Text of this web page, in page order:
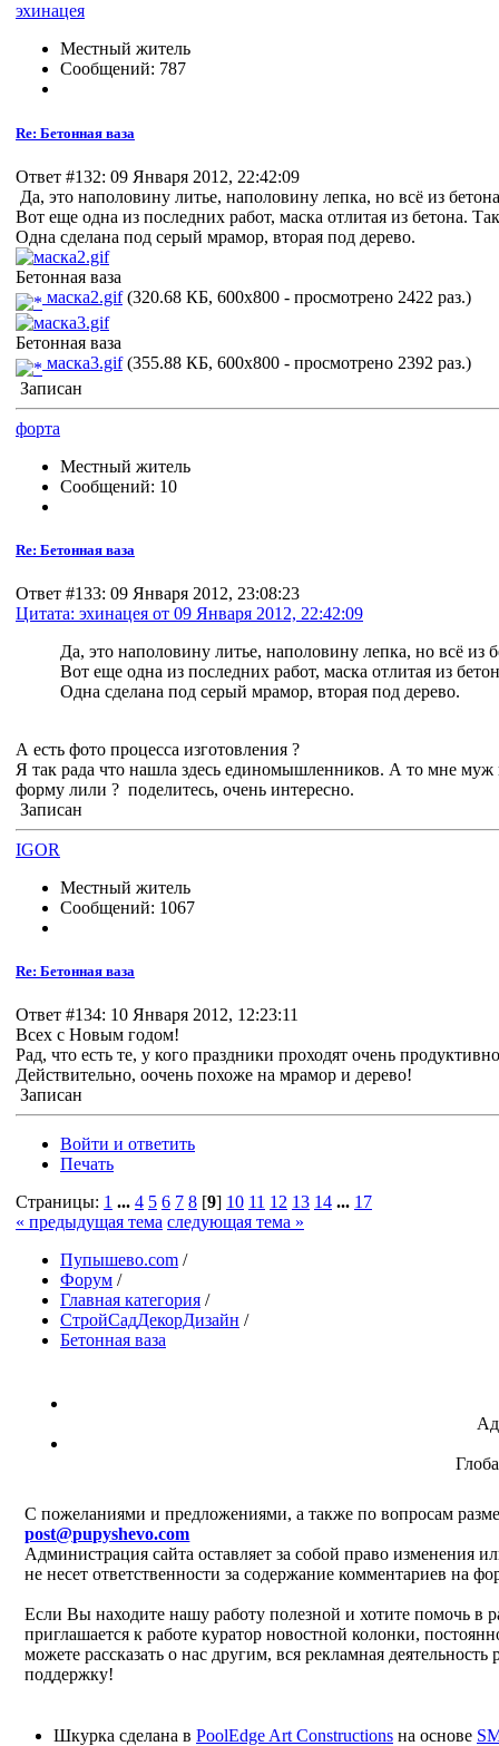
эхинацея
Местный житель
Сообщений: 787
Re: Бетонная ваза
Ответ #132: 09 Января 2012, 22:42:09
Да, это наполовину литье, наполовину лепка, но всё из
Вот еще одна из последних работ, маска отлитая из бетона.
Одна сделана под серый мрамор, вторая под дерево.
Бетонная ваза
маска2.gif(320.68 КБ, 600x800 - просмотрено 2422 раз.)
Бетонная ваза
маска3.gif(355.88 КБ, 600x800 - просмотрено 2392 раз.)
Записан
форта
Местный житель
Сообщений: 10
Re: Бетонная ваза
Ответ #133: 09 Января 2012, 23:08:23
Цитата: эхинацея от 09 Января 2012, 22:42:09
Да, это наполовину литье, наполовину лепка, но всё
Вот еще одна из последних работ, маска отлитая из
Одна сделана под серый мрамор, вторая под дерево.
А есть фото процесса изготовления ?
Я так рада что нашла здесь единомышленников. А то мне муж
форму лили ? поделитесь, очень интересно.
Записан
IGOR
Местный житель
Сообщений: 1067
Re: Бетонная ваза
Ответ #134: 10 Января 2012, 12:23:11
Всех с Новым годом!
Рад, что есть те, у кого праздники проходят очень
Действительно, оочень похоже на мрамор и дерево!
Записан
Войти и ответить
Печать
Страницы: 1 ... 4 5 6 7 8 [9] 10 11 12 13 14 ... 17
« предыдущая тема следующая тема »
Пупышево.com /
Форум /
Главная категория /
СтройСадДекорДизайн /
Бетонная ваза
C пожеланиями и предложениями, а также по вопросам
post@pupyshevo.com
Администрация сайта оставляет за собой право изменения
не несет ответственности за содержание комментариев на
Если Вы находите нашу работу полезной и хотите помочь в
приглашается к работе куратор новостной колонки,
можете рассказать о нас другим, вся рекламная
поддержку!
Шкурка сделана в PoolEdge Art Constructions на основе